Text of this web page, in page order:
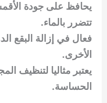
يحافظ على جودة
تتضرر بالماء.
فعال في إزالة البقع
الأخرى.
يعتبر مثاليا لتنظيف
الحساسة.